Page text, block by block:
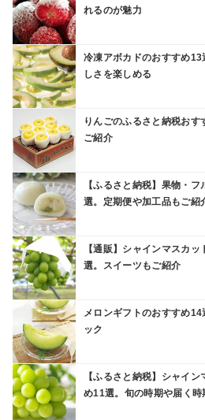
れるのが魅力
冷凍アボカドのおすすめ
しさを楽しめる
りんごのふるさと納税お
ご紹介
【ふるさと納税】果物・
選。定期便や加工品もご紹
【通販】シャインマスカ
選。スイーツもご紹介
メロンギフトのおすすめ
ック
【ふるさと納税】シャイ
め11選。旬の時期や届く時